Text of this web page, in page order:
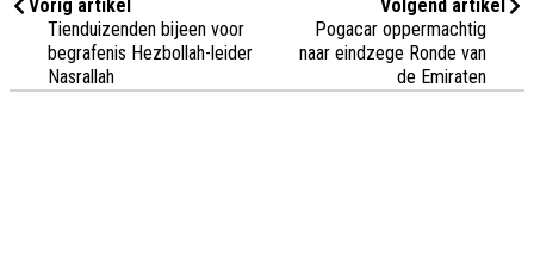
Vorig artikel
Tienduizenden bijeen voor
begrafenis Hezbollah-leider
Nasrallah
Volgend artikel
Pogacar oppermachtig
naar eindzege Ronde van
de Emiraten